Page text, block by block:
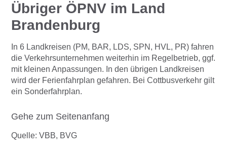
Übriger ÖPNV im Land
Brandenburg
In 6 Landkreisen (PM, BAR, LDS, SPN, HVL, PR) fahren
die Verkehrsunternehmen weiterhin im Regelbetrieb, ggf.
mit kleinen Anpassungen. In den übrigen Landkreisen
wird der Ferienfahrplan gefahren. Bei Cottbusverkehr gilt
ein Sonderfahrplan.
Gehe zum Seitenanfang
Quelle: VBB, BVG